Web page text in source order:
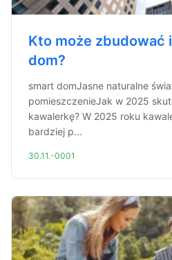
Kto może zbudować
dom?
smart domJasne naturalne
pomieszczenieJak w 2025
kawalerkę? W 2025 roku
bardziej p...
30.11.-0001